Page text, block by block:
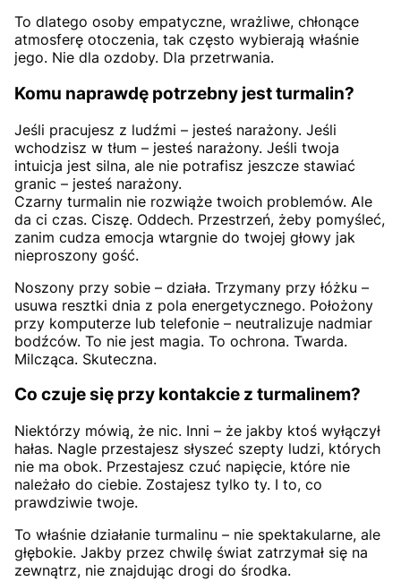
To dlatego osoby empatyczne, wrażliwe, chłonące
atmosferę otoczenia, tak często wybierają właśnie
jego. Nie dla ozdoby. Dla przetrwania.
Komu naprawdę potrzebny jest turmalin?
Jeśli pracujesz z ludźmi – jesteś narażony. Jeśli
wchodzisz w tłum – jesteś narażony. Jeśli twoja
intuicja jest silna, ale nie potrafisz jeszcze stawiać
granic – jesteś narażony.
Czarny turmalin nie rozwiąże twoich problemów. Ale
da ci czas. Ciszę. Oddech. Przestrzeń, żeby pomyśleć,
zanim cudza emocja wtargnie do twojej głowy jak
nieproszony gość.
Noszony przy sobie – działa. Trzymany przy łóżku –
usuwa resztki dnia z pola energetycznego. Położony
przy komputerze lub telefonie – neutralizuje nadmiar
bodźców. To nie jest magia. To ochrona. Twarda.
Milcząca. Skuteczna.
Co czuje się przy kontakcie z turmalinem?
Niektórzy mówią, że nic. Inni – że jakby ktoś wyłączył
hałas. Nagle przestajesz słyszeć szepty ludzi, których
nie ma obok. Przestajesz czuć napięcie, które nie
należało do ciebie. Zostajesz tylko ty. I to, co
prawdziwie twoje.
To właśnie działanie turmalinu – nie spektakularne, ale
głębokie. Jakby przez chwilę świat zatrzymał się na
zewnątrz, nie znajdując drogi do środka.